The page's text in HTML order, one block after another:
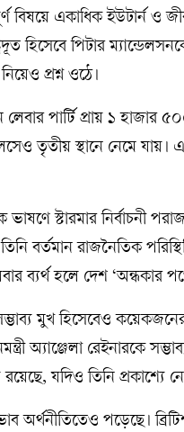
বিষয়ে একাধিক ইউটার্ন ও
হিসেবে পিটার
প্রশ্ন ওঠে।
লেবার পার্টি প্রায় ১ হাজার
তৃতীয় স্থানে নেমে যায়।
স্টারমার নির্বাচনী
বর্তমান রাজনৈতিক
ব্যর্থ হলে দেশ ‘অন্ধকার
মুখ হিসেবেও
অ্যাঞ্জেলা রেইনারকে সম্ভাব্য
যদিও তিনি প্রকাশ্যে
অর্থনীতিতেও পড়েছে।